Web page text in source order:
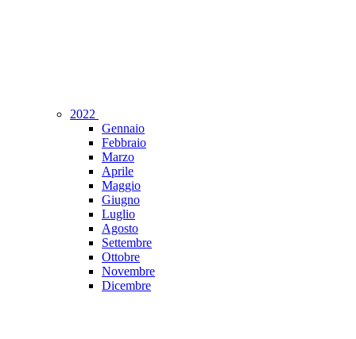
2022
Gennaio
Febbraio
Marzo
Aprile
Maggio
Giugno
Luglio
Agosto
Settembre
Ottobre
Novembre
Dicembre